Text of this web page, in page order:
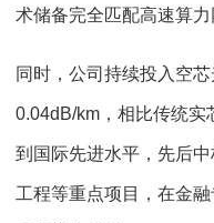
术储备完全匹配高速算力
同时，公司持续投入空
0.04dB/km ，相比传统
到国际先进水平，先后
工程等重点项目，在金